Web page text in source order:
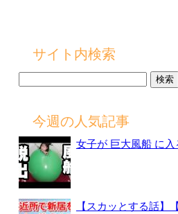
サイト内検索
今週の人気記事
女子が 巨大風船 に
【スカッとする話】